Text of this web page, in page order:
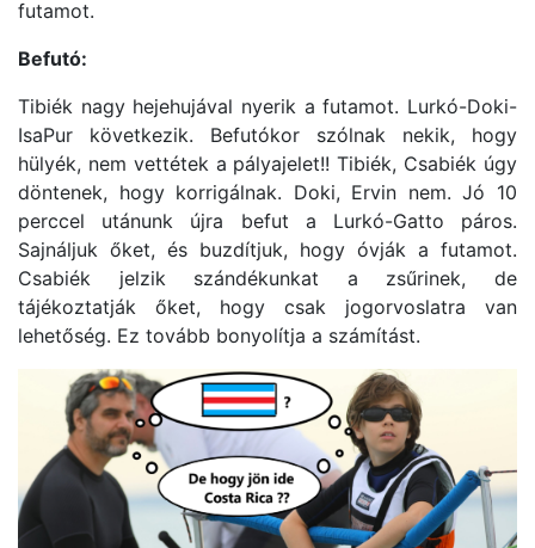
futamot.
Befutó:
Tibiék nagy hejehujával nyerik a futamot. Lurkó-Doki-
IsaPur következik. Befutókor szólnak nekik, hogy
hülyék, nem vettétek a pályajelet!! Tibiék, Csabiék úgy
döntenek, hogy korrigálnak. Doki, Ervin nem. Jó 10
perccel utánunk újra befut a Lurkó-Gatto páros.
Sajnáljuk őket, és buzdítjuk, hogy óvják a futamot.
Csabiék jelzik szándékunkat a zsűrinek, de
tájékoztatják őket, hogy csak jogorvoslatra van
lehetőség. Ez tovább bonyolítja a számítást.